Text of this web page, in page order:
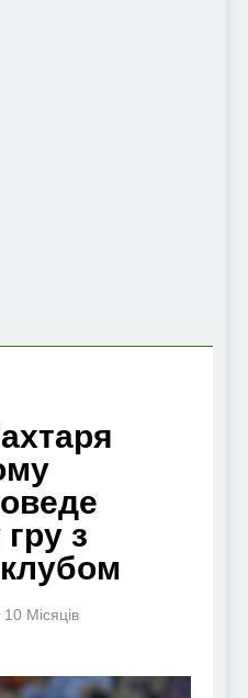
з
10 Місяців